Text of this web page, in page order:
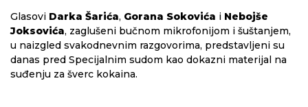
Glasovi Darka Šarića, Gorana Sokovića i Nebojše
Joksovića, zaglušeni bučnom mikrofonijom i šuštanjem,
u naizgled svakodnevnim razgovorima, predstavljeni su
danas pred Specijalnim sudom kao dokazni materijal na
suđenju za šverc kokaina.